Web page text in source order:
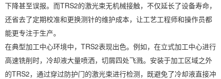
下降甚至误报。而TRS2的激光束无机械接触，不仅延长了设备寿命，
还省去了定期校准和更换测针的维护成本，让工艺工程师和操作员都
能更专注于生产。
在典型加工中心环境中，TRS2表现出色。例如，在立式加工中心进行
高速铣削时，冷却液大量喷洒，切屑四处飞溅。安装于加工区域之外
的TRS2，通过穿过防护门的激光束进行检测，既避免了冷却液直接冲